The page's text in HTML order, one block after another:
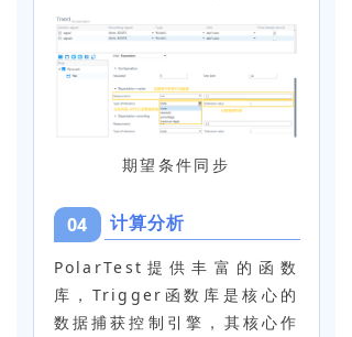
期望条件同步
04 计算分析
PolarTest提供丰富的函数
库，Trigger函数库是核心的
数据捕获控制引擎，其核心作